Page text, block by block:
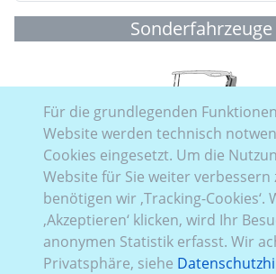
Sonderfahrzeuge
E-Z-GO RXV
Für die grundlegenden
Website werden technisch
Cookies eingesetzt. Um die
Website für Sie weiter verbessern
benötigen wir ‚Tracking-Cookies‘.
‚Akzeptieren‘ klicken, wird Ihr
anonymen Statistik erfasst. Wir
Privatsphäre, siehe